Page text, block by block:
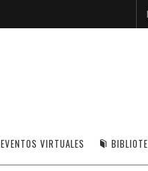
EVENTOS VIRTUALES